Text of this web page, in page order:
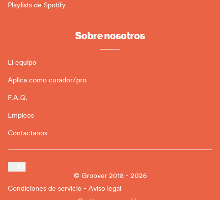
Playlists de Spotify
Sobre nosotros
El equipo
Aplica como curador/pro
F.A.Q.
Empleos
Contactanos
© Groover 2018 - 2026
Condiciones de servicio - Aviso legal